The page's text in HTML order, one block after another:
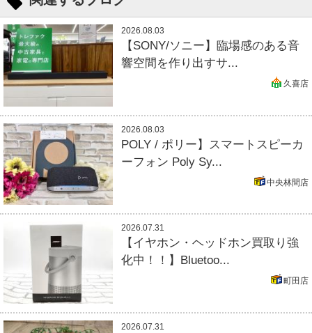
2026.08.03
【SONY/ソニー】臨場感のある音
響空間を作り出すサ...
久喜店
2026.08.03
POLY / ポリー】スマートスピーカ
ーフォン Poly Sy...
中央林間店
2026.07.31
【イヤホン・ヘッドホン買取り強
化中！！】Bluetoo...
町田店
2026.07.31